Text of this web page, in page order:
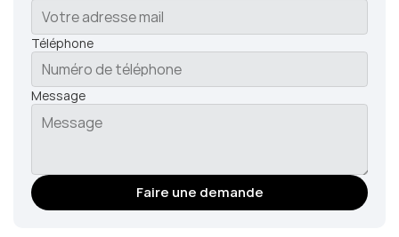
Téléphone
Message
Faire une demande